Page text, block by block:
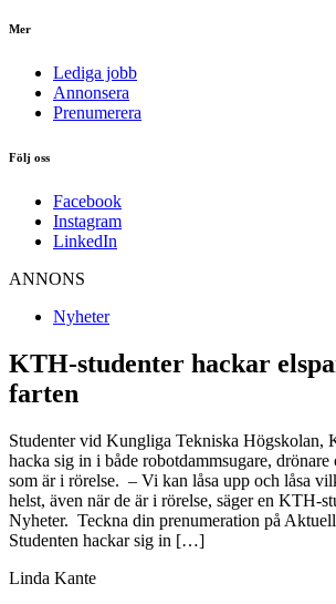
Mer
Lediga jobb
Annonsera
Prenumerera
Följ oss
Facebook
Instagram
LinkedIn
ANNONS
Nyheter
KTH-studenter hackar
farten
Studenter vid Kungliga Tekniska Högskolan,
hacka sig in i både robotdammsugare,
som är i rörelse. – Vi kan låsa upp och låsa
helst, även när de är i rörelse, säger en KTH-
Nyheter. Teckna din prenumeration på
Studenten hackar sig in […]
Linda Kante